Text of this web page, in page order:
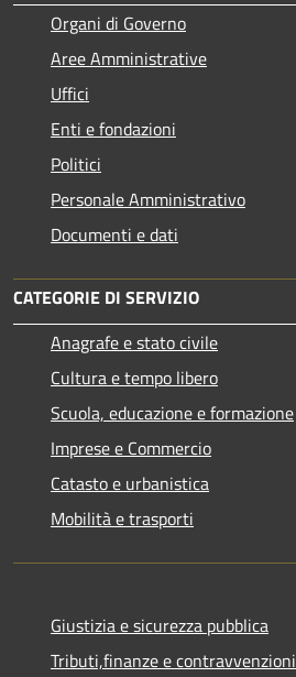
Organi di Governo
Aree Amministrative
Uffici
Enti e fondazioni
Politici
Personale Amministrativo
Documenti e dati
CATEGORIE DI SERVIZIO
Anagrafe e stato civile
Cultura e tempo libero
Scuola, educazione e formazione
Imprese e Commercio
Catasto e urbanistica
Mobilità e trasporti
Giustizia e sicurezza pubblica
Tributi,finanze e contravvenzioni